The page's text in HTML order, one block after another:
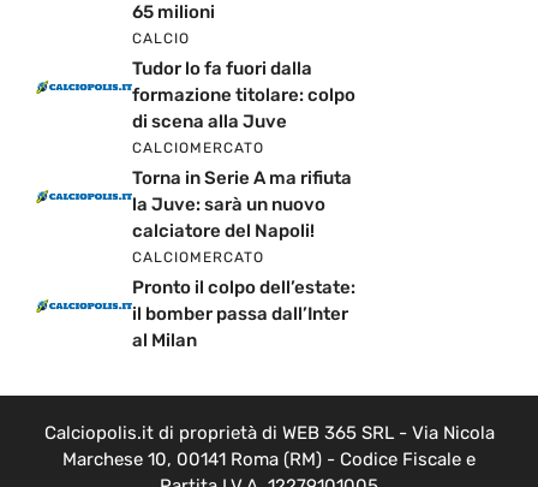
65 milioni
CALCIO
Tudor lo fa fuori dalla
formazione titolare: colpo
di scena alla Juve
CALCIOMERCATO
Torna in Serie A ma rifiuta
la Juve: sarà un nuovo
calciatore del Napoli!
CALCIOMERCATO
Pronto il colpo dell’estate:
il bomber passa dall’Inter
al Milan
Calciopolis.it di proprietà di WEB 365 SRL - Via Nicola
Marchese 10, 00141 Roma (RM) - Codice Fiscale e